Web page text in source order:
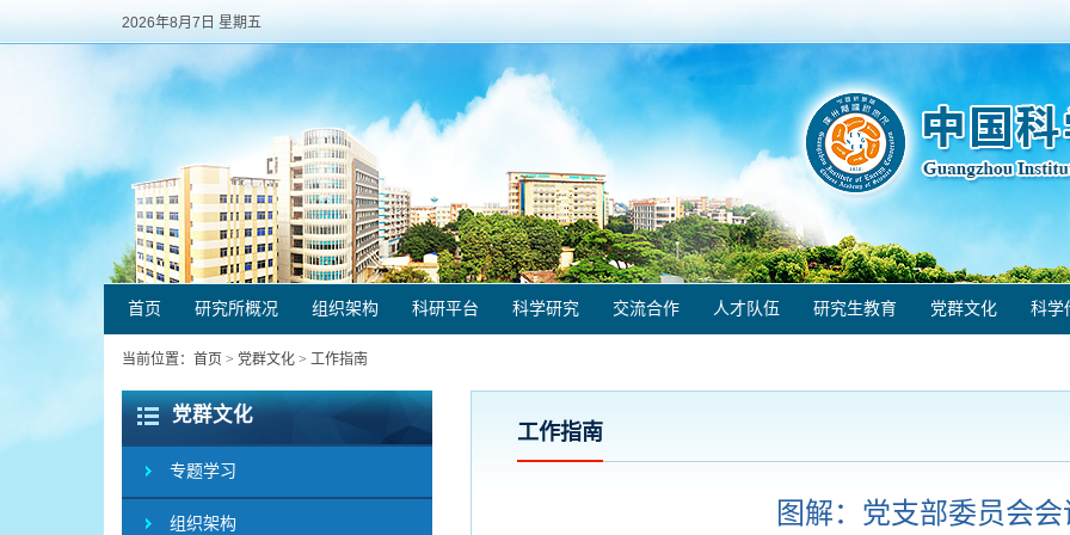
2026年8月7日 星期五
首页 研究所概况 组织架构 科研平台 科学研究 交流合作 人才队伍 研究生教育 党群文化 科学
当前位置： 首页 > 党群文化 > 工作指南
党群文化
专题学习
组织架构
工作指南
图解：党支部委员会